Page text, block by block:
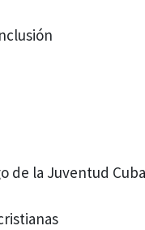
de la Juventud